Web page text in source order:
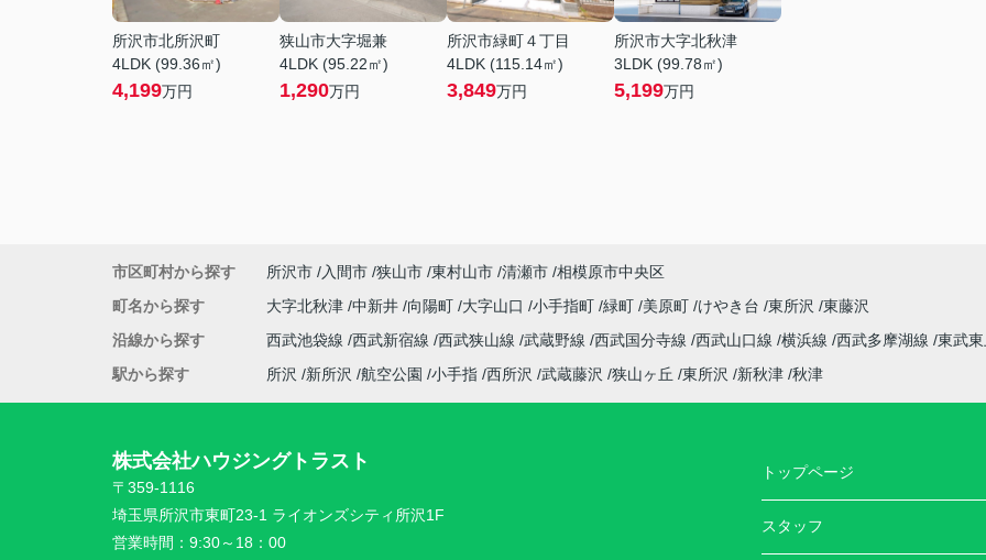
所沢市北所沢町
4LDK (99.36㎡)
4,199万円
狭山市大字堀兼
4LDK (95.22㎡)
1,290万円
所沢市緑町４丁目
4LDK (115.14㎡)
3,849万円
所沢市大字北秋津
3LDK (99.78㎡)
5,199万円
市区町村から探す 所沢市 入間市 狭山市 東村山市 清瀬市 相模原市中央区
町名から探す
大字北秋津 中新井 向陽町 大字山口 小手指町 緑町 美原町 けやき台 東所沢
東藤沢
沿線から探す
西武池袋線 西武新宿線 西武狭山線 武蔵野線 西武国分寺線 西武山口線 横浜線 西武多摩湖線 東武
駅から探す
所沢 新所沢 航空公園 小手指 西所沢 武蔵藤沢 狭山ヶ丘 東所沢 新秋津 秋津
株式会社ハウジングトラスト
〒359-1116
埼玉県所沢市東町23-1 ライオンズシティ所沢1F
営業時間： 9:30～18：00
トップページ
スタッフ